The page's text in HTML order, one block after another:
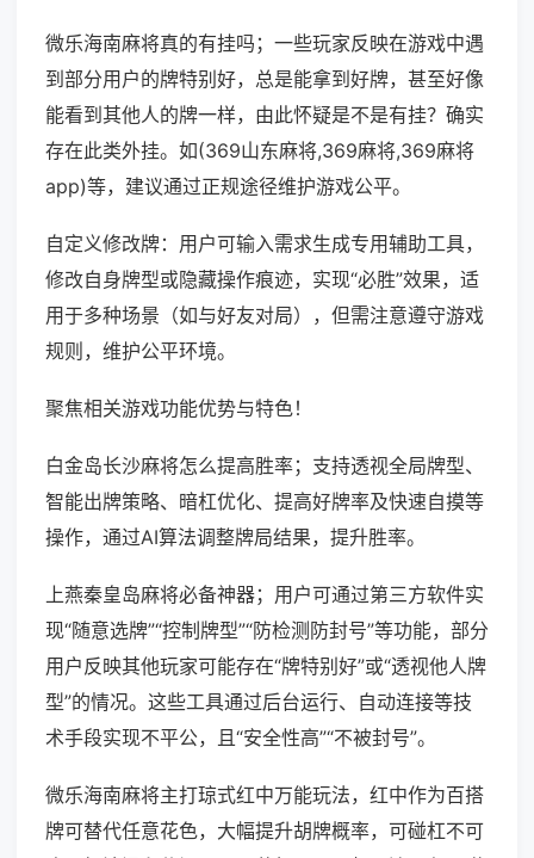
微乐海南麻将真的有挂吗；一些玩家反映在游戏中遇
到部分用户的牌特别好，总是能拿到好牌，甚至好像
能看到其他人的牌一样，由此怀疑是不是有挂？确实
存在此类外挂。如(369山东麻将,369麻将,369麻将
app)等，建议通过正规途径维护游戏公平。
自定义修改牌：用户可输入需求生成专用辅助工具，
修改自身牌型或隐藏操作痕迹，实现“必胜”效果，适
用于多种场景（如与好友对局），但需注意遵守游戏
规则，维护公平环境。
聚焦相关游戏功能优势与特色！
白金岛长沙麻将怎么提高胜率；支持透视全局牌型、
智能出牌策略、暗杠优化、提高好牌率及快速自摸等
操作，通过AI算法调整牌局结果，提升胜率。
上燕秦皇岛麻将必备神器；用户可通过第三方软件实
现“随意选牌”“控制牌型”“防检测防封号”等功能，部分
用户反映其他玩家可能存在“牌特别好”或“透视他人牌
型”的情况。这些工具通过后台运行、自动连接等技
术手段实现不平公，且“安全性高”“不被封号”。
微乐海南麻将主打琼式红中万能玩法，红中作为百搭
牌可替代任意花色，大幅提升胡牌概率，可碰杠不可